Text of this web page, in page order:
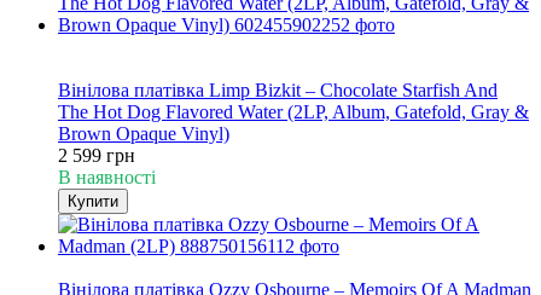
Вінілова платівка Limp Bizkit – Chocolate Starfish And
The Hot Dog Flavored Water (2LP, Album, Gatefold, Gray &
Brown Opaque Vinyl)
2 599 грн
В наявності
Купити
Вінілова платівка Ozzy Osbourne – Memoirs Of A Madman